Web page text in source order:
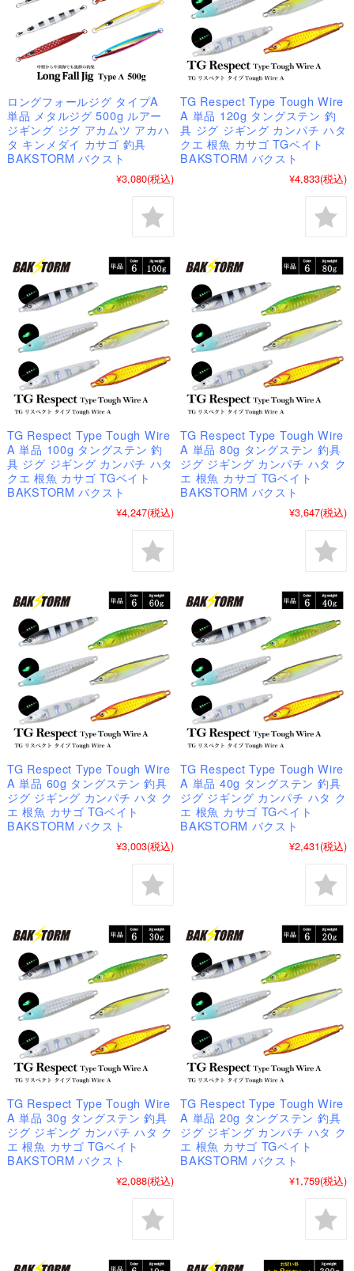
ロングフォールジグ タイプA
単品 メタルジグ 500g ルアー
ジギング ジグ アカムツ アカハ
タ キンメダイ カサゴ 釣具
BAKSTORM バクスト
¥3,080(税込)
TG Respect Type Tough Wire
A 単品 120g タングステン 釣
具 ジグ ジギング カンパチ ハタ
クエ 根魚 カサゴ TGベイト
BAKSTORM バクスト
¥4,833(税込)
TG Respect Type Tough Wire
A 単品 100g タングステン 釣
具 ジグ ジギング カンパチ ハタ
クエ 根魚 カサゴ TGベイト
BAKSTORM バクスト
¥4,247(税込)
TG Respect Type Tough Wire
A 単品 80g タングステン 釣具
ジグ ジギング カンパチ ハタ ク
エ 根魚 カサゴ TGベイト
BAKSTORM バクスト
¥3,647(税込)
TG Respect Type Tough Wire
A 単品 60g タングステン 釣具
ジグ ジギング カンパチ ハタ ク
エ 根魚 カサゴ TGベイト
BAKSTORM バクスト
¥3,003(税込)
TG Respect Type Tough Wire
A 単品 40g タングステン 釣具
ジグ ジギング カンパチ ハタ ク
エ 根魚 カサゴ TGベイト
BAKSTORM バクスト
¥2,431(税込)
TG Respect Type Tough Wire
A 単品 30g タングステン 釣具
ジグ ジギング カンパチ ハタ ク
エ 根魚 カサゴ TGベイト
BAKSTORM バクスト
¥2,088(税込)
TG Respect Type Tough Wire
A 単品 20g タングステン 釣具
ジグ ジギング カンパチ ハタ ク
エ 根魚 カサゴ TGベイト
BAKSTORM バクスト
¥1,759(税込)